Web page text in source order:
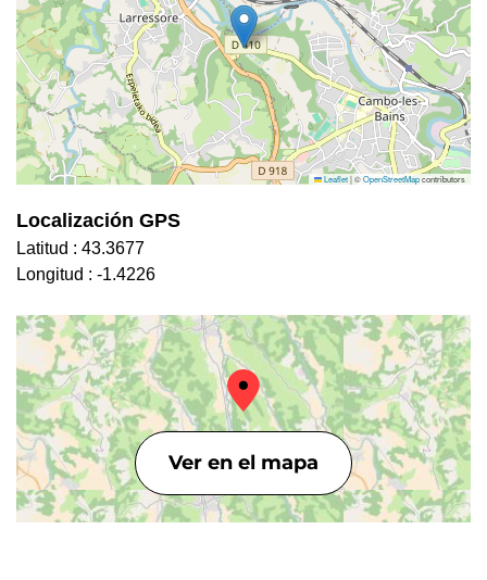
Leaflet|©OpenStreetMapcontributors
Localización GPS
Latitud : 43.3677
Longitud : -1.4226
Ver en el mapa